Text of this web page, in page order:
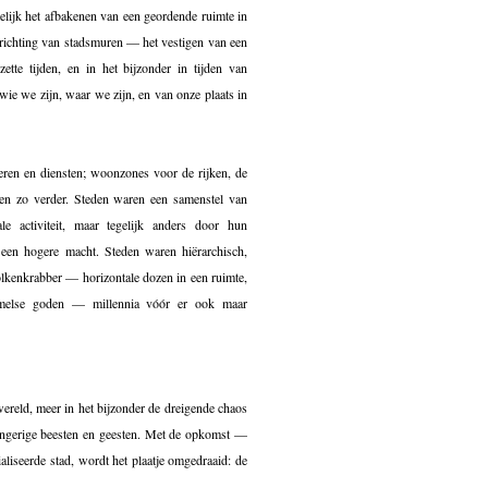
het afbakenen van een geordende ruimte in
van stadsmuren — het vestigen van een
tijden, en in het bijzonder in tijden van
we zijn, waar we zijn, en van onze plaats in
en diensten; woonzones voor de rijken, de
zo verder. Steden waren een samenstel van
activiteit, maar tegelijk anders door hun
hogere macht. Steden waren hiërarchisch,
— horizontale dozen in een ruimte,
goden — millennia vóór er ook maar
meer in het bijzonder de dreigende chaos
beesten en geesten. Met de opkomst —
stad, wordt het plaatje omgedraaid: de